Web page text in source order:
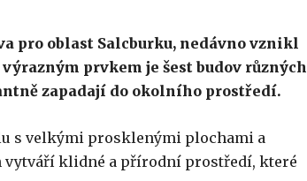
pro oblast Salcburku, nedávno vznikl
prvkem je šest budov různých
zapadají do okolního prostředí.
s velkými prosklenými plochami a
vytváří klidné a přírodní prostředí, které